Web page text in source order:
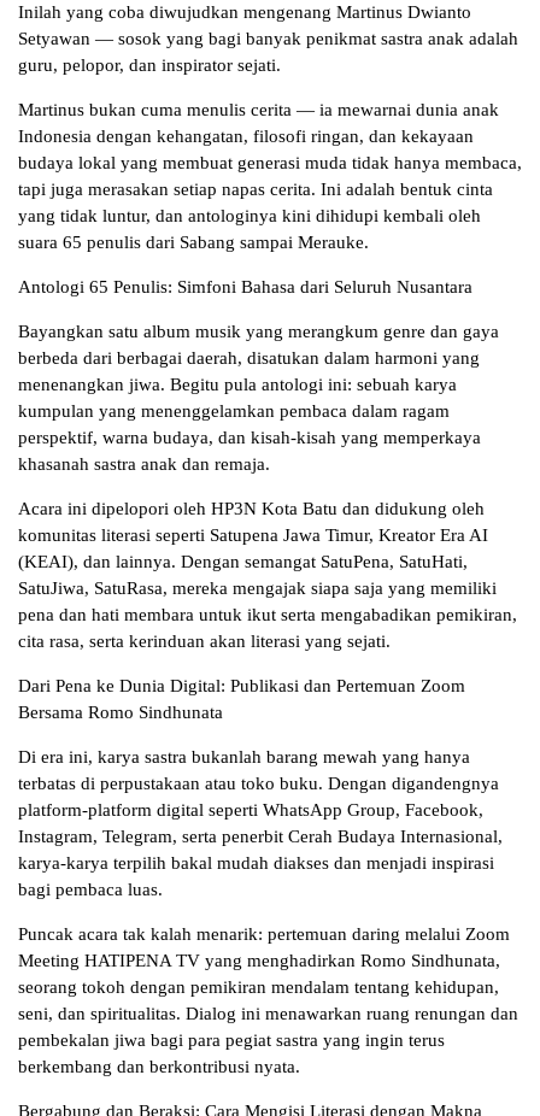
Inilah yang coba diwujudkan mengenang Martinus Dwianto
Setyawan — sosok yang bagi banyak penikmat sastra anak adalah
guru, pelopor, dan inspirator sejati.
Martinus bukan cuma menulis cerita — ia mewarnai dunia anak
Indonesia dengan kehangatan, filosofi ringan, dan kekayaan
budaya lokal yang membuat generasi muda tidak hanya membaca,
tapi juga merasakan setiap napas cerita. Ini adalah bentuk cinta
yang tidak luntur, dan antologinya kini dihidupi kembali oleh
suara 65 penulis dari Sabang sampai Merauke.
Antologi 65 Penulis: Simfoni Bahasa dari Seluruh Nusantara
Bayangkan satu album musik yang merangkum genre dan gaya
berbeda dari berbagai daerah, disatukan dalam harmoni yang
menenangkan jiwa. Begitu pula antologi ini: sebuah karya
kumpulan yang menenggelamkan pembaca dalam ragam
perspektif, warna budaya, dan kisah-kisah yang memperkaya
khasanah sastra anak dan remaja.
Acara ini dipelopori oleh HP3N Kota Batu dan didukung oleh
komunitas literasi seperti Satupena Jawa Timur, Kreator Era AI
(KEAI), dan lainnya. Dengan semangat SatuPena, SatuHati,
SatuJiwa, SatuRasa, mereka mengajak siapa saja yang memiliki
pena dan hati membara untuk ikut serta mengabadikan pemikiran,
cita rasa, serta kerinduan akan literasi yang sejati.
Dari Pena ke Dunia Digital: Publikasi dan Pertemuan Zoom
Bersama Romo Sindhunata
Di era ini, karya sastra bukanlah barang mewah yang hanya
terbatas di perpustakaan atau toko buku. Dengan digandengnya
platform-platform digital seperti WhatsApp Group, Facebook,
Instagram, Telegram, serta penerbit Cerah Budaya Internasional,
karya-karya terpilih bakal mudah diakses dan menjadi inspirasi
bagi pembaca luas.
Puncak acara tak kalah menarik: pertemuan daring melalui Zoom
Meeting HATIPENA TV yang menghadirkan Romo Sindhunata,
seorang tokoh dengan pemikiran mendalam tentang kehidupan,
seni, dan spiritualitas. Dialog ini menawarkan ruang renungan dan
pembekalan jiwa bagi para pegiat sastra yang ingin terus
berkembang dan berkontribusi nyata.
Bergabung dan Beraksi: Cara Mengisi Literasi dengan Makna